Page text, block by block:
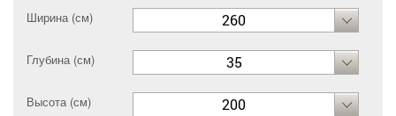
Ширина (см) 260
Глубина (см) 35
Высота (см) 200